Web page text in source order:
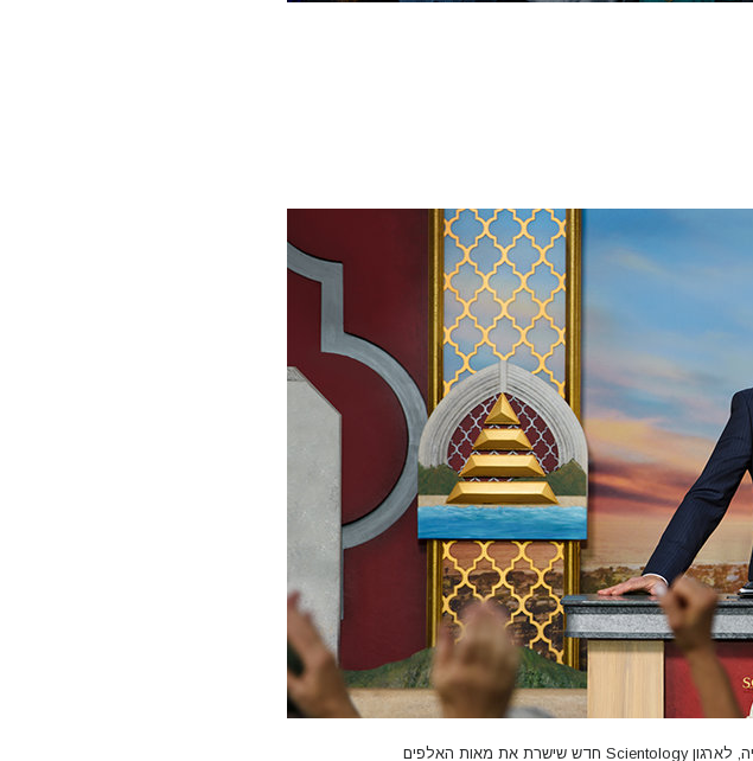
את טקס החניכה במחוז ונטורה, בדרום קליפורניה, לארגון Scientology חדש שישרת את מאות האלפים